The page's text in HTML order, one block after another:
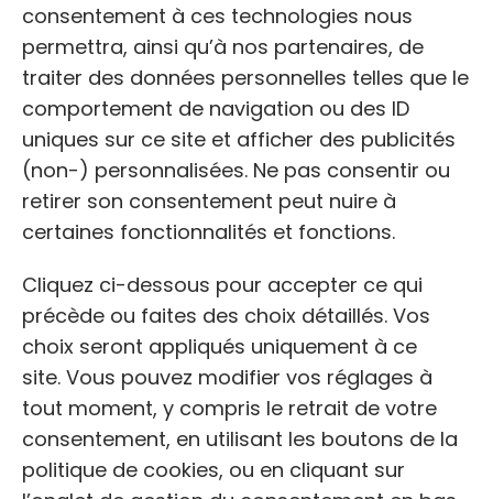
consentement à ces technologies nous
permettra, ainsi qu’à nos partenaires, de
traiter des données personnelles telles que le
comportement de navigation ou des ID
uniques sur ce site et afficher des publicités
(non-) personnalisées. Ne pas consentir ou
retirer son consentement peut nuire à
certaines fonctionnalités et fonctions.
Cliquez ci-dessous pour accepter ce qui
précède ou faites des choix détaillés. Vos
choix seront appliqués uniquement à ce
site. Vous pouvez modifier vos réglages à
tout moment, y compris le retrait de votre
consentement, en utilisant les boutons de la
politique de cookies, ou en cliquant sur
3. Association Vétérinaires Pour
Tous (VPT)
https://veterinairespourtous.fr/
VPT est une association nationale quifacilite
l’accès aux soins vétérinaires pour les foyers
modestes
. Les frais sont partagés entre le
propriétaire, l’association et le vétérinaire
partenaire. Pour bénéficier de cette aide, il est